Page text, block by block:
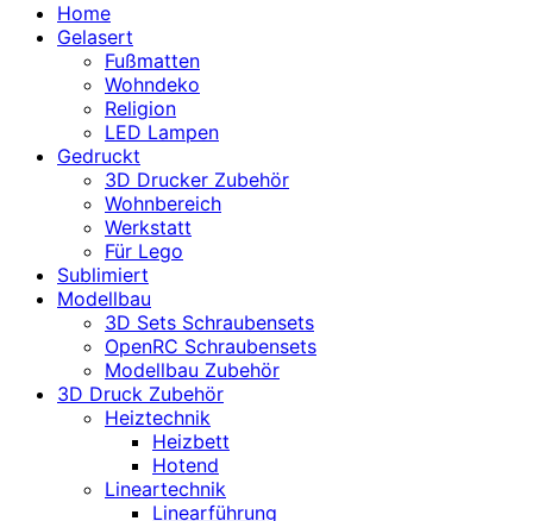
Home
Gelasert
Fußmatten
Wohndeko
Religion
LED Lampen
Gedruckt
3D Drucker Zubehör
Wohnbereich
Werkstatt
Für Lego
Sublimiert
Modellbau
3D Sets Schraubensets
OpenRC Schraubensets
Modellbau Zubehör
3D Druck Zubehör
Heiztechnik
Heizbett
Hotend
Lineartechnik
Linearführung